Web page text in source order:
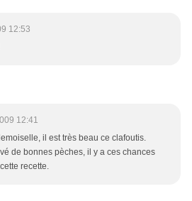
12:53
12:41
il est très beau ce clafoutis.
de bonnes pèches, il y a ces chances
recette.